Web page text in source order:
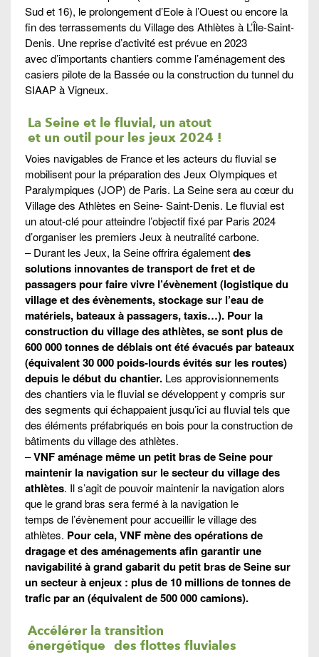
Sud et 16), le prolongement d’Eole à l’Ouest ou encore la
fin des terrassements du Village des Athlètes à L’Île-Saint-
Denis. Une reprise d’activité est prévue en 2023
avec d’importants chantiers comme l’aménagement des
casiers pilote de la Bassée ou la construction du tunnel du
SIAAP à Vigneux.
La Seine et le fluvial, un atout
et un outil pour les jeux 2024 !
Voies navigables de France et les acteurs du fluvial se
mobilisent pour la préparation des Jeux Olympiques et
Paralympiques (JOP) de Paris. La Seine sera au cœur du
Village des Athlètes en Seine- Saint-Denis. Le fluvial est
un atout-clé pour atteindre l’objectif fixé par Paris 2024
d’organiser les premiers Jeux à neutralité carbone.
– Durant les Jeux, la Seine offrira égalementdes
solutions innovantes de transport de fret et de
passagers pour faire vivre l’évènement (logistique du
village et des évènements, stockage sur l’eau de
matériels, bateaux à passagers, taxis…). Pour la
construction du village des athlètes, se sont plus de
600 000 tonnes de déblais ont été évacués par bateaux
(équivalent 30 000 poids-lourds évités sur les routes)
depuis le début du chantier. Les approvisionnements
des chantiers via le fluvial se développent y compris sur
des segments qui échappaient jusqu’ici au fluvial tels que
des éléments préfabriqués en bois pour la construction de
bâtiments du village des athlètes.
–VNF aménage même un petit bras de Seine pour
maintenir la navigation sur le secteur du village des
athlètes. Il s’agit de pouvoir maintenir la navigation alors
que le grand bras sera fermé à la navigation le
temps de l’évènement pour accueillir le village des
athlètes. Pour cela, VNF mène des opérations de
dragage et des aménagements afin garantir une
navigabilité à grand gabarit du petit bras de Seine sur
un secteur à enjeux : plus de 10 millions de tonnes de
trafic par an (équivalent de 500 000 camions).
Accélérer la transition
énergétique
des flottes fluviales